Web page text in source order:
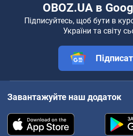
OBOZ.UA в
Підписуйтесь, щоб бути в
України та світу
Завантажуйте наш додаток